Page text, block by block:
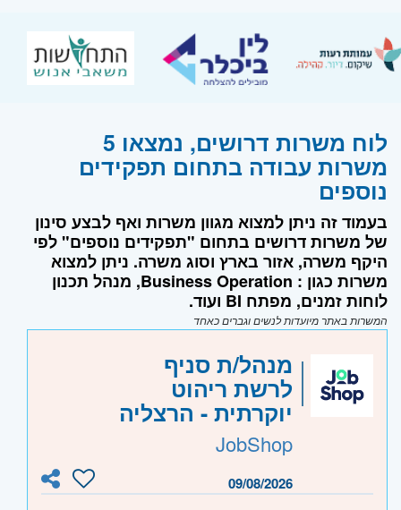
לוח משרות דרושים, נמצאו 5
משרות עבודה בתחום תפקידים
נוספים
בעמוד זה ניתן למצוא מגוון משרות ואף לבצע סינון
של משרות דרושים בתחום "תפקידים נוספים" לפי
היקף משרה, אזור בארץ וסוג משרה. ניתן למצוא
משרות כגון : Business Operation, מנהל תכנון
לוחות זמנים, מפתח BI ועוד.
המשרות באתר מיועדות לנשים וגברים כאחד
מנהל/ת סניף
לרשת ריהוט
יוקרתית - הרצליה
JobShop
09/08/2026